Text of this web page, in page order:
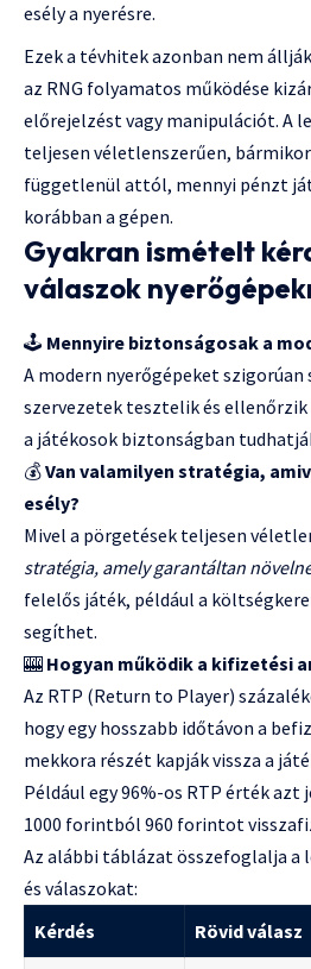
esély a nyerésre.
Ezek a tévhitek azonban nem
az RNG folyamatos működése
előrejelzést vagy manipulációt. A
teljesen véletlenszerűen,
függetlenül attól, mennyi pénzt
korábban a gépen.
Gyakran ismételt
válaszok
🕹️ Mennyire biztonságosak a
A modern nyerőgépeket
szervezetek tesztelik és ellenőrzik
a játékosok biztonságban
💰Van valamilyen stratégia,
esély?
Mivel a pörgetések teljesen
stratégia, amely garantáltan
felelős játék, például a
segíthet.
🎰 Hogyan működik a kifizetési
Az RTP (Return to Player)
hogy egy hosszabb időtávon a
mekkora részét kapják vissza a
Például egy 96%-os RTP érték
1000 forintból 960 forintot
Az alábbi táblázat összefoglalja a
és válaszokat:
Kérdés
Rövid válasz